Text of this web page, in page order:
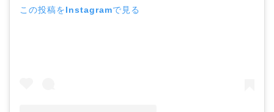
この投稿をInstagramで見る